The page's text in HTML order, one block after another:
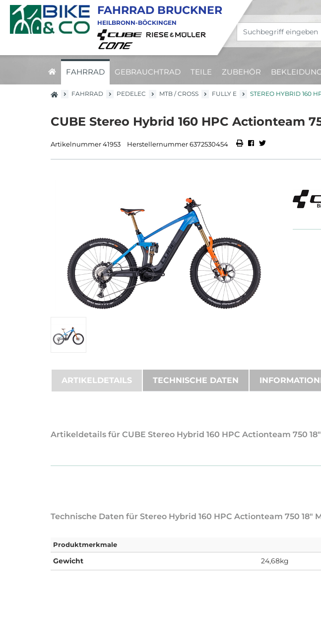
FAHRRAD GEBRAUCHTRAD TEILE ZUBEHÖR BEKLEIDUNG
FAHRRAD BRUCKNER
HEILBRONN-BÖCKINGEN
FAHRRAD PEDELEC MTB / CROSS FULLY E STEREO HYBRID 160
CUBE Stereo Hybrid 160 HPC Actionteam
Artikelnummer 41953 Herstellernummer 6372530454
ARTIKELDETAILS TECHNISCHE DATEN
Artikeldetails für CUBE Stereo Hybrid 160 HPC Actionteam 750
Technische Daten für Stereo Hybrid 160 HPC Actionteam 750 18"
Produktmerkmale
Gewicht 24,68kg